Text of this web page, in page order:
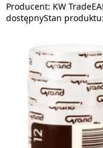
Producent: KW Trade
dostępnyStan produktu: